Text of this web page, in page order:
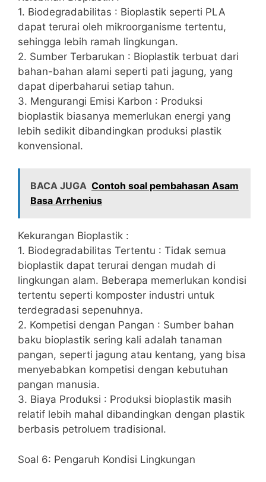
1. Biodegradabilitas : Bioplastik seperti PLA
dapat terurai oleh mikroorganisme tertentu,
sehingga lebih ramah lingkungan.
2. Sumber Terbarukan : Bioplastik terbuat dari
bahan-bahan alami seperti pati jagung, yang
dapat diperbaharui setiap tahun.
3. Mengurangi Emisi Karbon : Produksi
bioplastik biasanya memerlukan energi yang
lebih sedikit dibandingkan produksi plastik
konvensional.
BACA JUGA Contoh soal pembahasan Asam
Basa Arrhenius
Kekurangan Bioplastik :
1. Biodegradabilitas Tertentu : Tidak semua
bioplastik dapat terurai dengan mudah di
lingkungan alam. Beberapa memerlukan kondisi
tertentu seperti komposter industri untuk
terdegradasi sepenuhnya.
2. Kompetisi dengan Pangan : Sumber bahan
baku bioplastik sering kali adalah tanaman
pangan, seperti jagung atau kentang, yang bisa
menyebabkan kompetisi dengan kebutuhan
pangan manusia.
3. Biaya Produksi : Produksi bioplastik masih
relatif lebih mahal dibandingkan dengan plastik
berbasis petroluem tradisional.
Soal 6: Pengaruh Kondisi Lingkungan